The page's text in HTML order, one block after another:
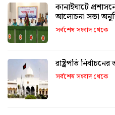
কানাইঘাটে
আলোচনা সভা
সর্বশেষ সংবাদ থেকে
রাষ্ট্রপতি
সর্বশেষ সংবাদ থেকে